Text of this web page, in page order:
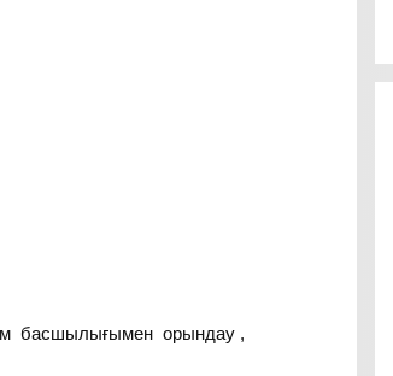
басшылығымен орындау ,